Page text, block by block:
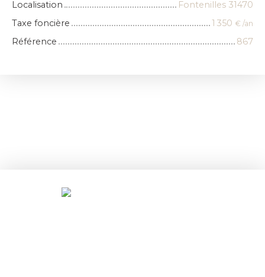
Localisation
Fontenilles 31470
Taxe foncière
1 350 € /an
Référence 867